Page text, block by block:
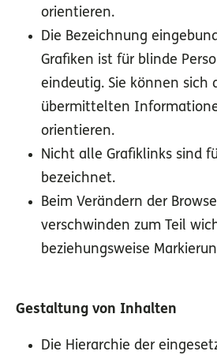
orientieren.
Die Bezeichnung
Grafiken ist für blinde
eindeutig. Sie können sich
übermittelten
orientieren.
Nicht alle Grafiklinks sind
bezeichnet.
Beim Verändern der
verschwinden zum Teil
beziehungsweise
Gestaltung von Inhalten
Die Hierarchie der